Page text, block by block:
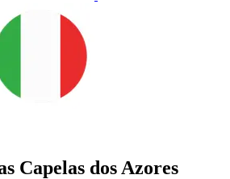
Capelas dos Azores